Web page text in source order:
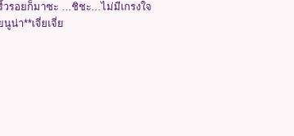
รอยก็มาซะ ...ชิชะ...ไม่มีเกรงใจ
นูน่า**เจี่ยเจี่